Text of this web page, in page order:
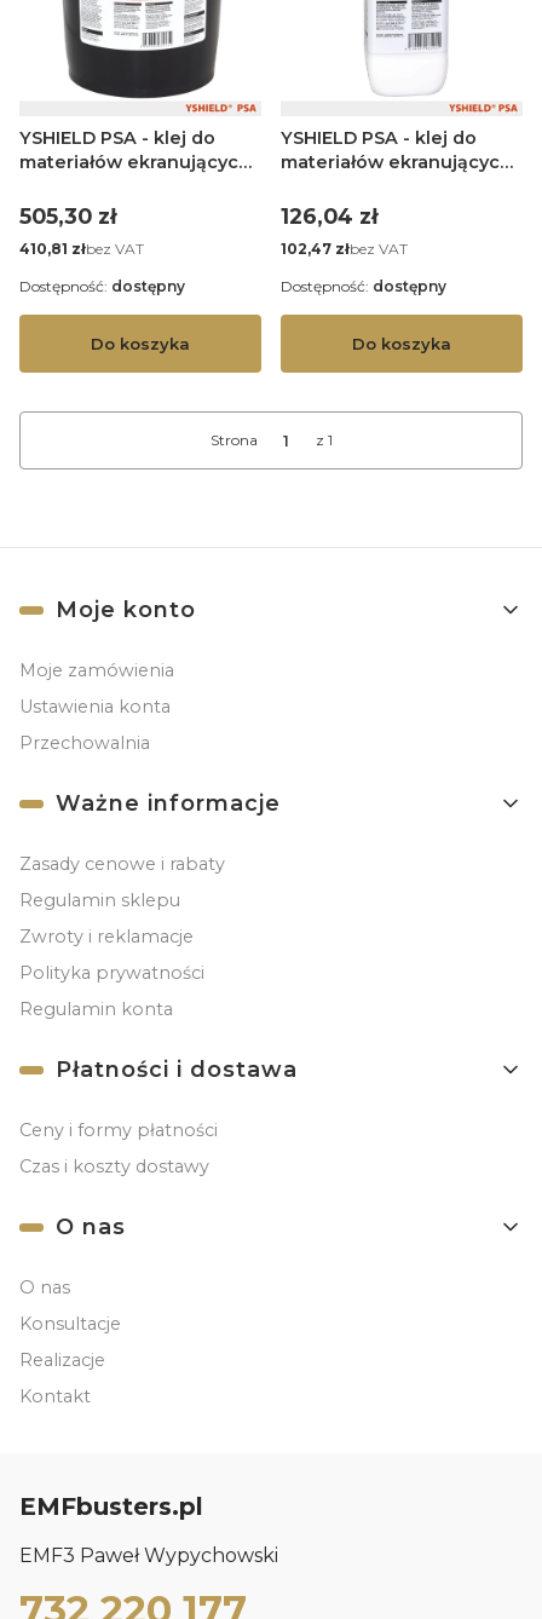
YSHIELD PSA - klej do
materiałów ekranujących
Cena
505,30 zł
Cena
410,81 złbez VAT
Do koszyka
Dostępność: dostępny
YSHIELD PSA - klej do
materiałów ekranujących
Cena
126,04 zł
Cena
102,47 złbez VAT
Do koszyka
Dostępność: dostępny
Strona z 1
Linki w stopce
Moje konto
Moje zamówienia
Ustawienia konta
Przechowalnia
Ważne informacje
Zasady cenowe i rabaty
Regulamin sklepu
Zwroty i reklamacje
Polityka prywatności
Regulamin konta
Płatności i dostawa
Ceny i formy płatności
Czas i koszty dostawy
O nas
O nas
Konsultacje
Realizacje
Kontakt
EMFbusters.pl
EMF3 Paweł Wypychowski